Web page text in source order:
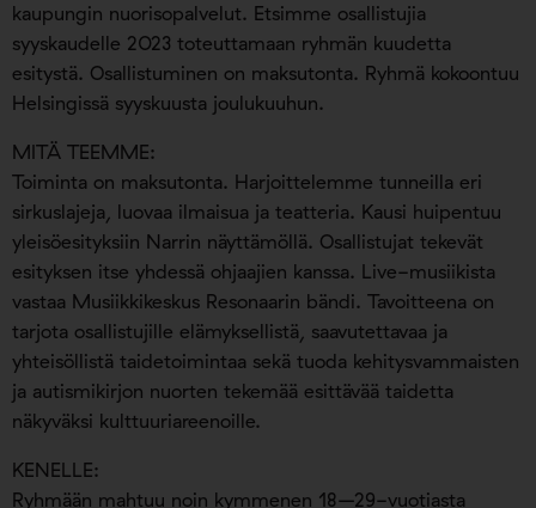
kaupungin nuorisopalvelut. Etsimme osallistujia
syyskaudelle 2023 toteuttamaan ryhmän kuudetta
esitystä. Osallistuminen on maksutonta. Ryhmä kokoontuu
Helsingissä syyskuusta joulukuuhun.
MITÄ TEEMME:
Toiminta on maksutonta. Harjoittelemme tunneilla eri
sirkuslajeja, luovaa ilmaisua ja teatteria. Kausi huipentuu
yleisöesityksiin Narrin näyttämöllä. Osallistujat tekevät
esityksen itse yhdessä ohjaajien kanssa. Live-musiikista
vastaa Musiikkikeskus Resonaarin bändi. Tavoitteena on
tarjota osallistujille elämyksellistä, saavutettavaa ja
yhteisöllistä taidetoimintaa sekä tuoda kehitysvammaisten
ja autismikirjon nuorten tekemää esittävää taidetta
näkyväksi kulttuuriareenoille.
KENELLE:
Ryhmään mahtuu noin kymmenen 18–29-vuotiasta